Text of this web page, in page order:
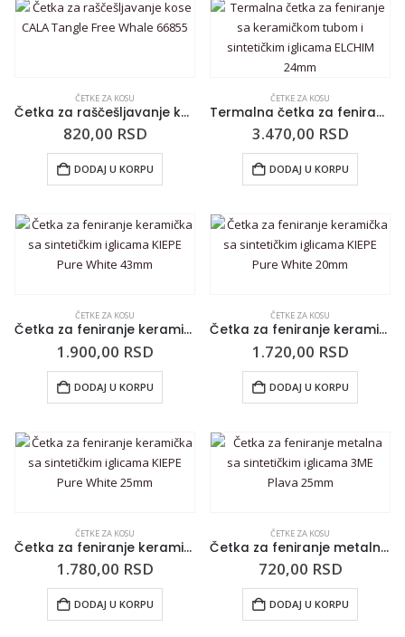
ČETKE ZA KOSU
Četka za raščešljavanje kose CALA Tangle Free Whale 66855
820,00 RSD
DODAJ U KORPU
ČETKE ZA KOSU
Termalna četka za feniranje sa keramičkom tubom i sintetičkim iglicama ELCHIM 24mm
3.470,00 RSD
DODAJ U KORPU
ČETKE ZA KOSU
Četka za feniranje keramička sa sintetičkim iglicama KIEPE Pure White 43mm
1.900,00 RSD
DODAJ U KORPU
ČETKE ZA KOSU
Četka za feniranje keramička sa sintetičkim iglicama KIEPE Pure White 20mm
1.720,00 RSD
DODAJ U KORPU
ČETKE ZA KOSU
Četka za feniranje keramička sa sintetičkim iglicama KIEPE Pure White 25mm
1.780,00 RSD
DODAJ U KORPU
ČETKE ZA KOSU
Četka za feniranje metalna sa sintetičkim iglicama 3ME Plava 25mm
720,00 RSD
DODAJ U KORPU